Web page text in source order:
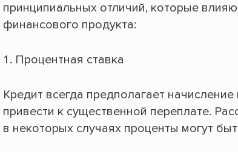
принципиальных отличий, которые
финансового продукта:
Процентная ставка
Кредит всегда предполагает
привести к существенной переплате.
в некоторых случаях проценты могут